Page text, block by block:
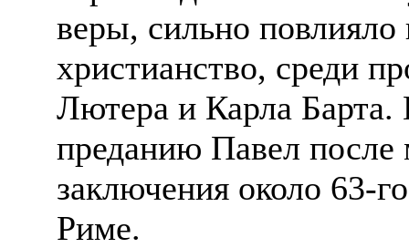
веры, сильно
христианство, среди
Лютера и Карла Барта.
преданию Павел после
заключения около 63-
Риме.